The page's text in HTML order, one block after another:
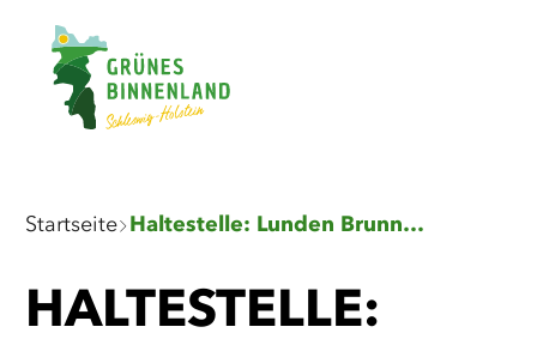
Sie
sind
Startseite Haltestelle: Lunden Brunnenstraße/Schwimmbad
HALTESTELLE: